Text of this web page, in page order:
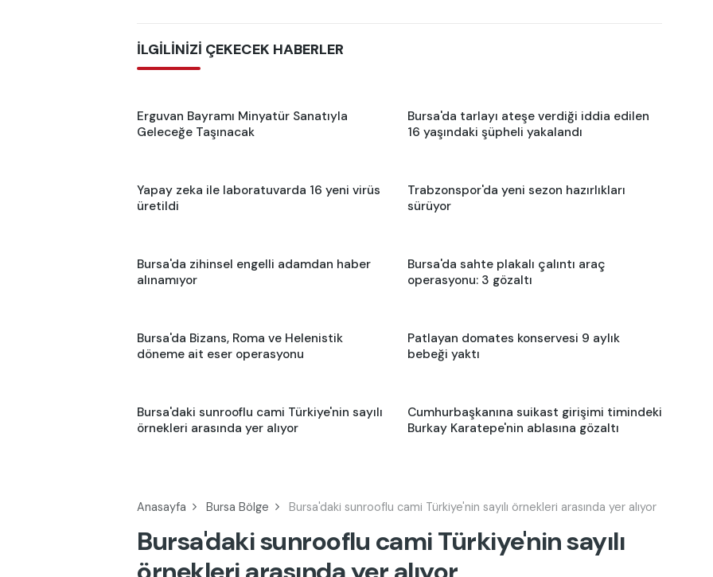
İLGİLİNİZİ ÇEKECEK HABERLER
Erguvan Bayramı Minyatür Sanatıyla
Geleceğe Taşınacak
Bursa'da tarlayı ateşe verdiği iddia edilen
16 yaşındaki şüpheli yakalandı
Yapay zeka ile laboratuvarda 16 yeni virüs
üretildi
Trabzonspor'da yeni sezon hazırlıkları
sürüyor
Bursa'da zihinsel engelli adamdan haber
alınamıyor
Bursa'da sahte plakalı çalıntı araç
operasyonu: 3 gözaltı
Bursa'da Bizans, Roma ve Helenistik
döneme ait eser operasyonu
Patlayan domates konservesi 9 aylık
bebeği yaktı
Bursa'daki sunrooflu cami Türkiye'nin sayılı
örnekleri arasında yer alıyor
Cumhurbaşkanına suikast girişimi timindeki
Burkay Karatepe'nin ablasına gözaltı
Anasayfa Bursa Bölge Bursa'daki sunrooflu cami Türkiye'nin sayılı örnekleri arasında yer alıyor
Bursa'daki sunrooflu cami Türkiye'nin sayılı